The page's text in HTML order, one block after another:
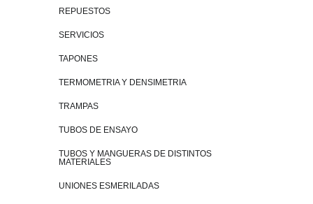
REPUESTOS
SERVICIOS
TAPONES
TERMOMETRIA Y DENSIMETRIA
TRAMPAS
TUBOS DE ENSAYO
TUBOS Y MANGUERAS DE DISTINTOS
MATERIALES
UNIONES ESMERILADAS